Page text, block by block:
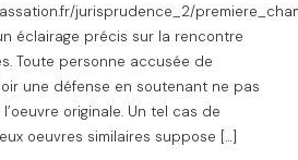
jurisprudence_2/
éclairage précis sur la rencontre
Toute personne accusée de
une défense en soutenant ne pas
originale. Un tel cas de
oeuvres similaires suppose […]